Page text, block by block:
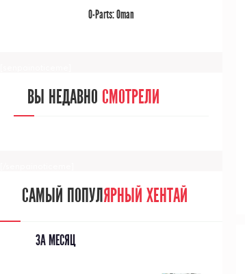
O-Parts: Oman
ВЫ НЕДАВНО СМОТРЕЛИ
САМЫЙ ПОПУЛЯРНЫЙ ХЕНТАЙ
ЗА МЕСЯЦ